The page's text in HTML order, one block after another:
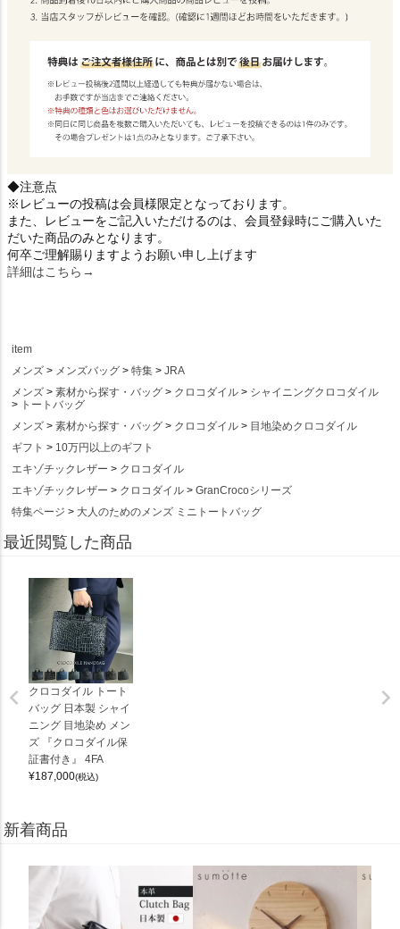
◆注意点
※レビューの投稿は会員様限定となっております。
また、レビューをご記入いただけるのは、会員登録時にご購入いた
だいた商品のみとなります。
何卒ご理解賜りますようお願い申し上げます
詳細はこちら→
item
メンズ
メンズバッグ 特集
JRA
メンズ
素材から探す・バッグ クロコダイル
シャイニングクロコダイル
トートバッグ
メンズ
素材から探す・バッグ クロコダイル
目地染めクロコダイル
ギフト
10万円以上のギフト
エキゾチックレザー
クロコダイル
エキゾチックレザー
クロコダイル
GranCrocoシリーズ
特集ページ
大人のためのメンズ ミニトートバッグ
最近閲覧した商品
クロコダイル トート
バッグ 日本製 シャイ
ニング 目地染め メン
ズ 『クロコダイル保
証書付き』 4FA
¥187,000(税込)
新着商品